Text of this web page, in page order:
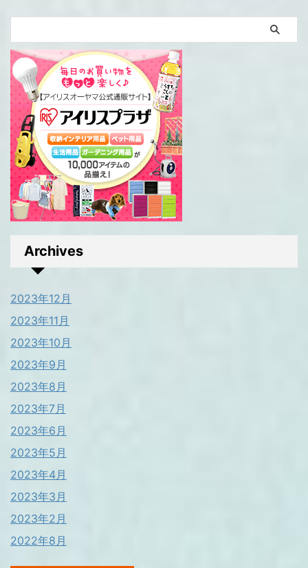
Archives
2023年12月
2023年11月
2023年10月
2023年9月
2023年8月
2023年7月
2023年6月
2023年5月
2023年4月
2023年3月
2023年2月
2022年8月